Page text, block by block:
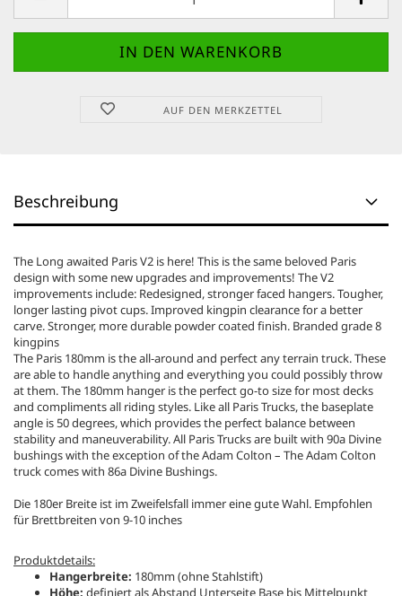
AUF DEN MERKZETTEL
Beschreibung
The Long awaited Paris V2 is here! This is the same beloved Paris
design with some new upgrades and improvements! The V2
improvements include: Redesigned, stronger faced hangers. Tougher,
longer lasting pivot cups. Improved kingpin clearance for a better
carve. Stronger, more durable powder coated finish. Branded grade 8
kingpins
The Paris 180mm is the all-around and perfect any terrain truck. These
are able to handle anything and everything you could possibly throw
at them. The 180mm hanger is the perfect go-to size for most decks
and compliments all riding styles. Like all Paris Trucks, the baseplate
angle is 50 degrees, which provides the perfect balance between
stability and maneuverability. All Paris Trucks are built with 90a Divine
bushings with the exception of the Adam Colton – The Adam Colton
truck comes with 86a Divine Bushings.
Die 180er Breite ist im Zweifelsfall immer eine gute Wahl. Empfohlen
für Brettbreiten von 9-10 inches
Produktdetails:
Hangerbreite: 180mm (ohne Stahlstift)
Höhe: definiert als Abstand Unterseite Base bis Mittelpunkt